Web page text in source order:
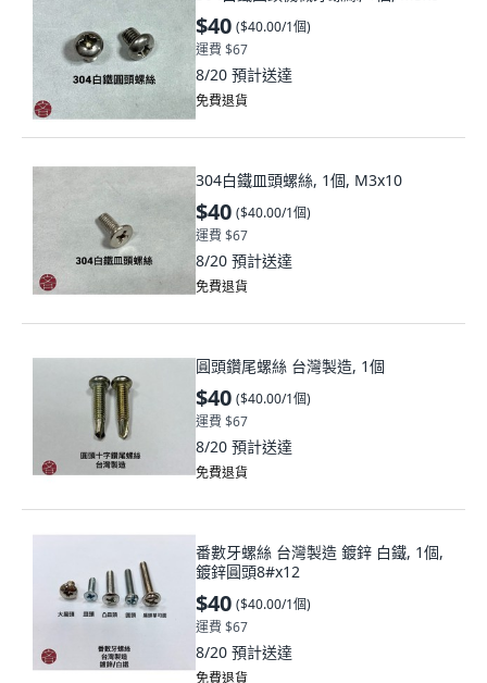
$40 ($40.00/1個)
運費 $67
8/20 預計送達
免費退貨
304白鐵皿頭螺絲, 1個, M3x10
$40 ($40.00/1個)
運費 $67
8/20 預計送達
免費退貨
圓頭鑽尾螺絲 台灣製造, 1個
$40 ($40.00/1個)
運費 $67
8/20 預計送達
免費退貨
番數牙螺絲 台灣製造 鍍鋅 白鐵, 1個,
鍍鋅圓頭8#x12
$40 ($40.00/1個)
運費 $67
8/20 預計送達
免費退貨